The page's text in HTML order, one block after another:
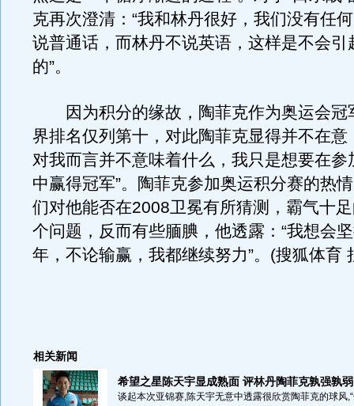
克再次澄清：“我和林丹很好，我们没有任
说普通话，而林丹不说英语，这样是不会引
的”。
因为积分的缘故，陶菲克作为奥运会冠
界排名仅列第十，对此陶菲克显得并不在意
对我而言并不意味着什么，我只是想要在参
中赢得冠军”。陶菲克参加奥运积分赛的热
们对他能否在2008卫冕有所猜测，霸气十
个问题，反而有些腼腆，他透露：“我想会
年，不论输赢，我都继续努力”。(搜狐体育
相关新闻
希望之星陈天宇显成熟面 评林丹陶菲克孰强孰弱
谈起本次亚锦赛,陈天宇无意中透露很欣赏陶菲克的球风